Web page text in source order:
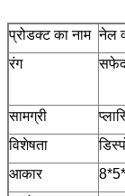
प्रोडक्ट का नाम नेल
रंग
सामग्री
विशेषता
आकार